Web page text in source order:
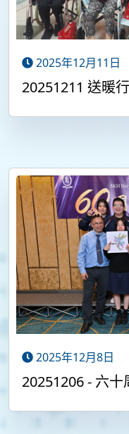
2025年12月11日
20251211 送暖
2025年12月8日
20251206 - 六